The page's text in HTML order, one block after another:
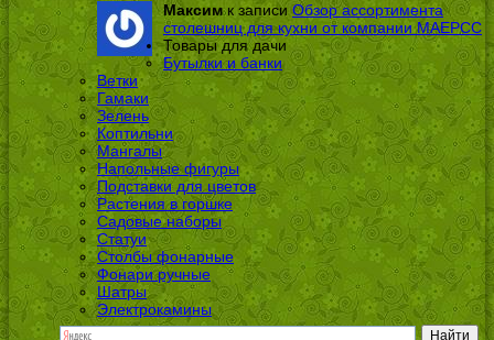
Максимк записиОбзор ассортимента
столешниц для кухни от компании МАЕРСС
Товары для дачи
Бутылки и банки
Ветки
Гамаки
Зелень
Коптильни
Мангалы
Напольные фигуры
Подставки для цветов
Растения в горшке
Садовые наборы
Статуи
Столбы фонарные
Фонари ручные
Шатры
Электрокамины